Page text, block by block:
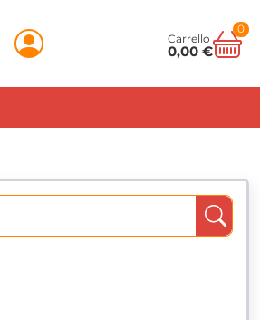
0
Carrello
0,00 €